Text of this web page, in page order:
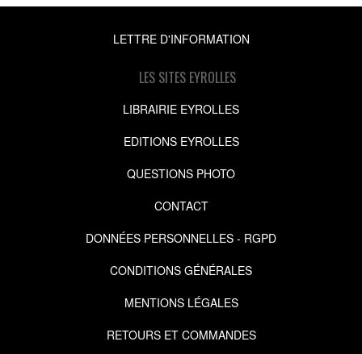
LETTRE D'INFORMATION
LES SITES EYROLLES
LIBRAIRIE EYROLLES
EDITIONS EYROLLES
QUESTIONS PHOTO
CONTACT
DONNÉES PERSONNELLES - RGPD
CONDITIONS GÉNÉRALES
MENTIONS LÉGALES
RETOURS ET COMMANDES